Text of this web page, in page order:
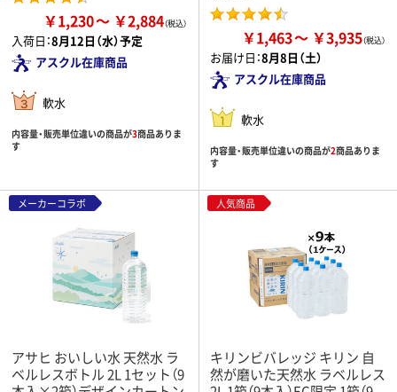
￥1,230 ￥2,884
入荷日：8月12日（水）予定
アスクル在庫商品
軟水
内容量・販売単位違いの商品が3商品ありま
す
￥1,463 ￥3,935
お届け日：8月8日（土）
アスクル在庫商品
軟水
内容量・販売単位違いの商品が2商品ありま
す
メーカーコラボ
アサヒ おいしい水 天然水 ラ
ベルレスボトル 2L 1セット（9
人気商品
キリンビバレッジ キリン 自
然が磨いた天然水 ラベルレス